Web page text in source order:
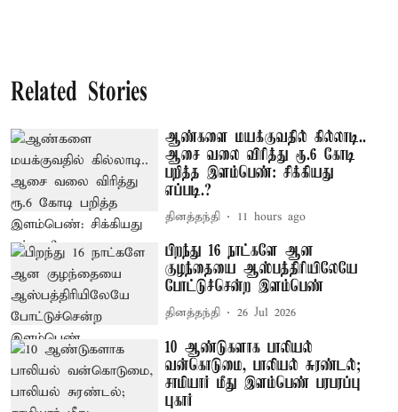
Related Stories
ஆண்களை மயக்குவதில் கில்லாடி..
ஆசை வலை விரித்து ரூ.6 கோடி
பறித்த இளம்பெண்: சிக்கியது
எப்படி.?
தினத்தந்தி 11 hours ago
பிறந்து 16 நாட்களே ஆன
குழந்தையை ஆஸ்பத்திரியிலேயே
போட்டுச்சென்ற இளம்பெண்
தினத்தந்தி 26 Jul 2026
10 ஆண்டுகளாக பாலியல்
வன்கொடுமை, பாலியல் சுரண்டல்;
சாமியார் மீது இளம்பெண் பரபரப்பு
புகார்